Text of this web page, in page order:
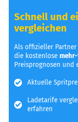
Schnell und
vergleichen
Als offizieller
die kostenlose
Preisprognosen und
Aktuelle
Ladetarife
erfahren